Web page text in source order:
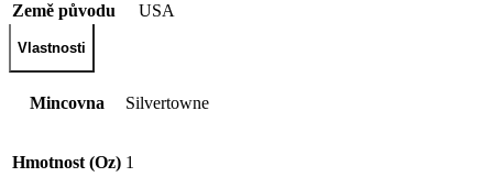
Země původu
USA
Vlastnosti
Mincovna Silvertowne
Hmotnost (Oz) 1